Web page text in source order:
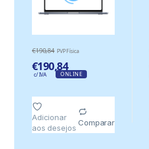
€190,84 PVP Física
€190,84
c/ IVA ONLINE
Adicionar
aos desejos
Comparar